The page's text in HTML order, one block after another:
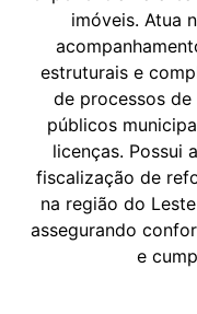
imóveis. Atua
estruturais e
de processos
públicos
licenças. Possui
fiscalização de
na região do
assegurando
e